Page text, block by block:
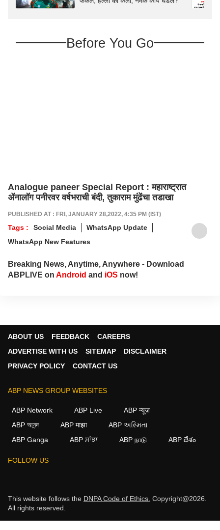
Before You Go
Analogue paneer Special Report : महाराष्ट्रात
ॲनालॉग पनीरवर वर्षभराची बंदी, तुकाराम मुंढेंचा तडाखा
PUBLISHED AT : FRI, JANUARY 28,2022, 4:35 PM (IST)
Tags : Social Media
WhatsApp Update
WhatsApp New Features
Breaking News, Anytime, Anywhere - Download
ABPLIVE on Android and iOS now!
ABOUT US FEEDBACK
CAREERS
ADVERTISE WITH US
SITEMAP
DISCLAIMER
PRIVACY POLICY
CONTACT US
ABP NEWS GROUP WEBSITES
ABP Network ABP Live
ABP न्यूज़
ABP আনন্দ
ABP माझा
ABP અસ્મિતા
ABP Ganga
ABP ਸਾਂਝਾ ABP நாடு ABP దేశం
FOLLOW US
This website follows the DNPA Code of Ethics. Copyright@2026.
All rights reserved.